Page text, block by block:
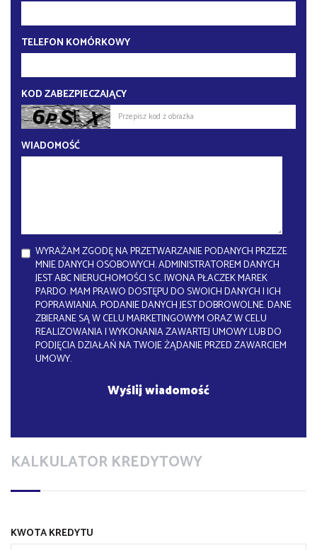
TELEFON KOMÓRKOWY
KOD ZABEZPIECZAJĄCY
WIADOMOŚĆ
WYRAŻAM ZGODĘ NA PRZETWARZANIE PODANYCH PRZEZE
MNIE DANYCH OSOBOWYCH. ADMINISTRATOREM DANYCH
JEST ABC NIERUCHOMOŚCI S.C. IWONA PŁACZEK MAREK
PARDO. MAM PRAWO DOSTĘPU DO SWOICH DANYCH I ICH
POPRAWIANIA. PODANIE DANYCH JEST DOBROWOLNE. DANE
ZBIERANE SĄ W CELU MARKETINGOWYM ORAZ W CELU
REALIZOWANIA I WYKONANIA ZAWARTEJ UMOWY LUB DO
PODJĘCIA DZIAŁAŃ NA TWOJE ŻĄDANIE PRZED ZAWARCIEM
UMOWY.
KALKULATOR KREDYTOWY
KWOTA KREDYTU